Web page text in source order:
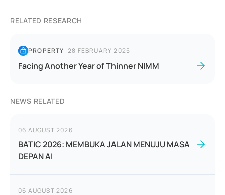
RELATED RESEARCH
PROPERTY|28 FEBRUARY 2025
Facing Another Year of Thinner NIMM
NEWS RELATED
06 AUGUST 2026
BATIC 2026: MEMBUKA JALAN MENUJU MASA
DEPAN AI
06 AUGUST 2026